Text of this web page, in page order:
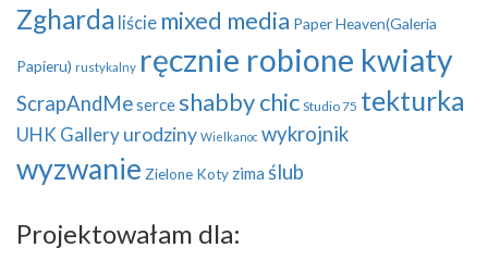
Zgharda liście mixed media Paper Heaven(Galeria
Papieru) rustykalny ręcznie robione kwiaty
ScrapAndMeserce shabby chic Studio 75 tekturka
UHK Galleryurodziny Wielkanoc wykrojnik
wyzwanie Zielone Koty zima ślub
Projektowałam dla: